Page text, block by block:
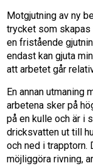
Motgjutning av ny
trycket som skapas
en fristående
endast kan gjuta
att arbetet går
En annan utmaning
arbetena sker på
på en kulle och är i
dricksvatten ut till
och ned i trapptorn.
möjliggöra rivning,